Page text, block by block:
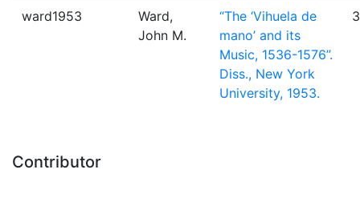
ward1953
Ward,
John M.
“The ‘Vihuela de
mano’ and its
Music, 1536-1576”.
Diss., New York
University, 1953.
Contributor